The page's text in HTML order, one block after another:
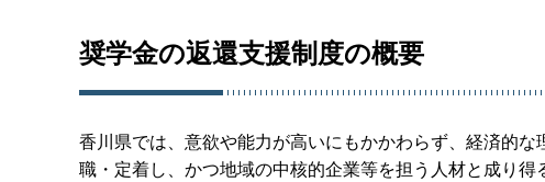
奨学金の返還支援制度の概要
香川県では、意欲や能力が高いにもかかわらず、経済的
職・定着し、かつ地域の中核的企業等を担う人材と成り